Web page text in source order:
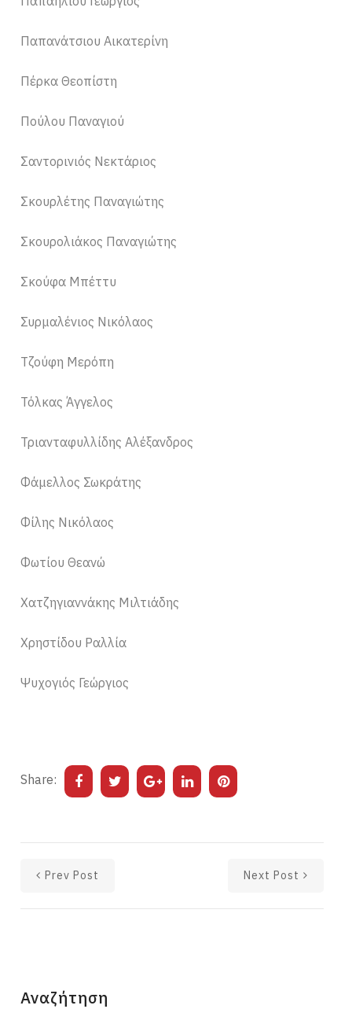
Παπανάτσιου Αικατερίνη
Πέρκα Θεοπίστη
Πούλου Παναγιού
Σαντορινιός Νεκτάριος
Σκουρλέτης Παναγιώτης
Σκουρολιάκος Παναγιώτης
Σκούφα Μπέττυ
Συρμαλένιος Νικόλαος
Τζούφη Μερόπη
Τόλκας Άγγελος
Τριανταφυλλίδης Αλέξανδρος
Φάμελλος Σωκράτης
Φίλης Νικόλαος
Φωτίου Θεανώ
Χατζηγιαννάκης Μιλτιάδης
Χρηστίδου Ραλλία
Ψυχογιός Γεώργιος
Share:
Prev Post Next Post
Αναζήτηση